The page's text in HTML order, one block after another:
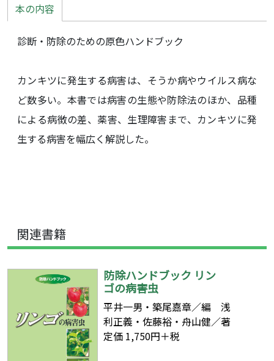
本の内容
診断・防除のための原色ハンドブック
カンキツに発生する病害は、そうか病やウイルス病な
ど数多い。本書では病害の生態や防除法のほか、品種
による病徴の差、薬害、生理障害まで、カンキツに発
生する病害を幅広く解説した。
関連書籍
防除ハンドブック リン
ゴの病害虫
平井一男・築尾嘉章／編 浅
利正義・佐藤裕・舟山健／著
定価 1,750円＋税